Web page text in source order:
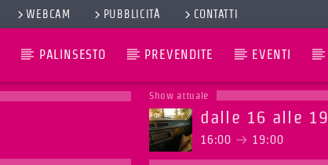
WEBCAM PUBBLICITÀ CONTATTI
PALINSESTO PREVENDITE EVENTI
Show attuale
dalle 16 alle 19
16:00 19:00